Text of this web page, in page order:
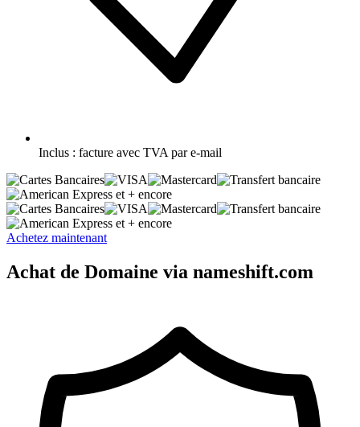
Inclus : facture avec TVA par e-mail
et + encore
et + encore
Achetez maintenant
Achat de Domaine via nameshift.com